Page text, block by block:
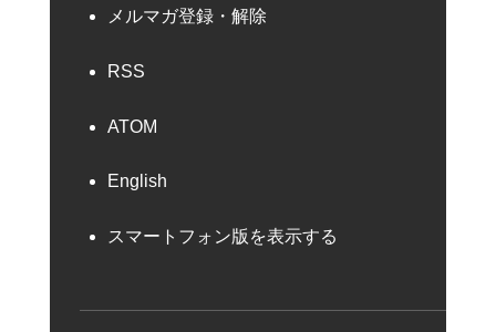
メルマガ登録・解除
RSS
ATOM
English
スマートフォン版を表示する